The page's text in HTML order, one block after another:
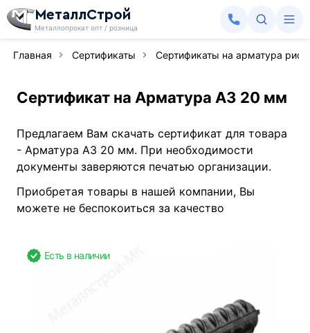
МеталлСтрой
Металлопрокат опт / розница
Главная Сертификаты Сертификаты на арматура
Сертификат на Арматура А3 20 мм
Предлагаем Вам скачать сертификат для товара
- Арматура А3 20 мм. При необходимости
документы заверяются печатью организации.
Приобретая товары в нашей компании, Вы
можете не беспокоиться за качество
Есть в наличии